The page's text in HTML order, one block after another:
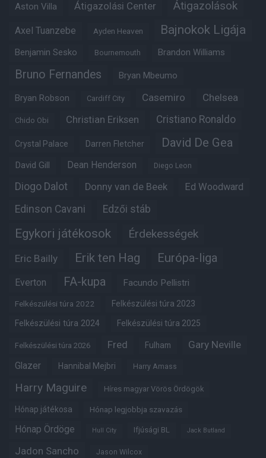
Aston Villa Átigazolási Center Átigazolások
Axel Tuanzebe Ayden Heaven Bajnokok Ligája
Benjamin Sesko Bournemouth Brandon Williams
Bruno Fernandes Bryan Mbeumo
Bryan Robson Cardiff City Casemiro Chelsea
Chido Obi Christian Eriksen Cristiano Ronaldo
Crystal Palace Darren Fletcher David De Gea
David Gill Dean Henderson Diego Leon
Diogo Dalot Donny van de Beek Ed Woodward
Edinson Cavani Edzői stáb
Egykori játékosok Érdekességek
Eric Bailly Erik ten Hag Európa-liga
Everton FA-kupa Facundo Pellistri
Felkészülési túra 2022 Felkészülési túra 2023
Felkészülési túra 2024 Felkészülési túra 2025
Felkészülési túra 2026 Fred Fulham Gary Neville
Glazer Hannibal Mejbri Harry Amass
Harry Maguire Híres magyar Vörös Ördögök
Hónap játékosa Hónap legjobbja szavazás
Hónap Ördöge Hull City Ifjúsági BL Jack Butland
Jadon Sancho Jason Wilcox